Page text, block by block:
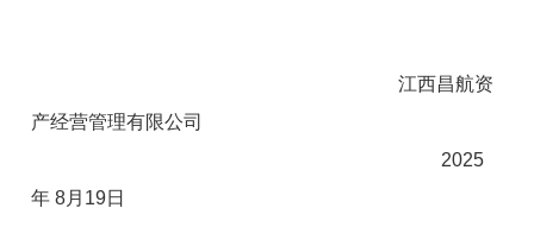
江西昌航资
产经营管理有限公司
2025
年8月 19日